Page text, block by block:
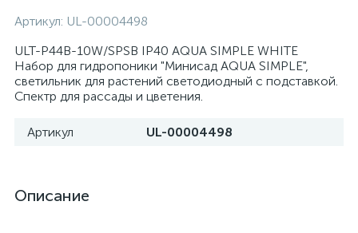
Артикул: UL-00004498
ULT-P44B-10W/SPSB IP40 AQUA SIMPLE WHITE
Набор для гидропоники "Минисад AQUA SIMPLE",
светильник для растений светодиодный с подставкой.
Спектр для рассады и цветения.
Артикул UL-00004498
Описание